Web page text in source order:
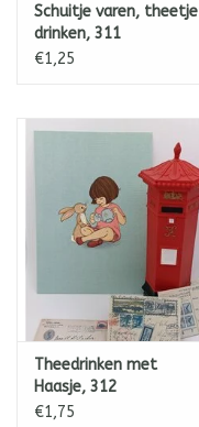
Schuitje varen, theetje
drinken, 311
€1,25
Theedrinken met
Haasje, 312
€1,75